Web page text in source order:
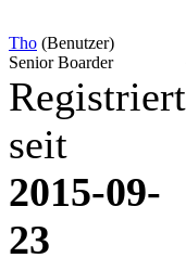
Tho (Benutzer)
Senior Boarder
Registriert
seit
2015-09-
23